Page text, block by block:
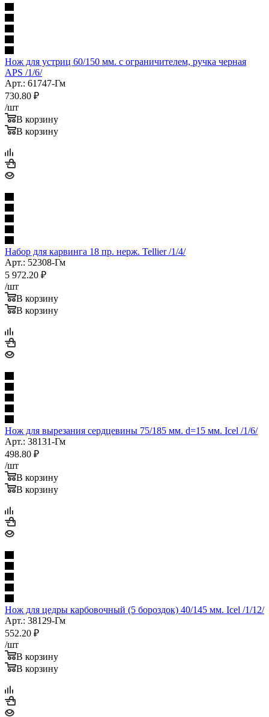
Нож для устриц 60/150 мм. с ограничителем, ручка черная
APS /1/6/
Арт.: 61747-Гм
730.80 ₽
/шт
В корзину
В корзину
Набор для карвинга 18 пр. нерж. Tellier /1/4/
Арт.: 52308-Гм
5 972.20 ₽
/шт
В корзину
В корзину
Нож для вырезания сердцевины 75/185 мм. d=15 мм. Icel /1/6/
Арт.: 38131-Гм
498.80 ₽
/шт
В корзину
В корзину
Нож для цедры карбовочный (5 бороздок) 40/145 мм. Icel /1/12/
Арт.: 38129-Гм
552.20 ₽
/шт
В корзину
В корзину